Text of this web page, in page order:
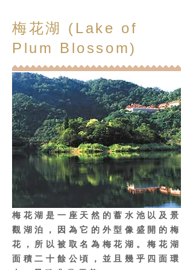
梅花湖 (Lake of
Plum Blossom)
梅花湖是一座天然的蓄水池以及景
觀湖泊，因為它的外型像盛開的梅
花，所以被取名為梅花湖。梅花湖
面積二十餘公頃，並且幾乎四面環